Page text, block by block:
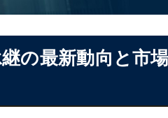
の最新動向と市